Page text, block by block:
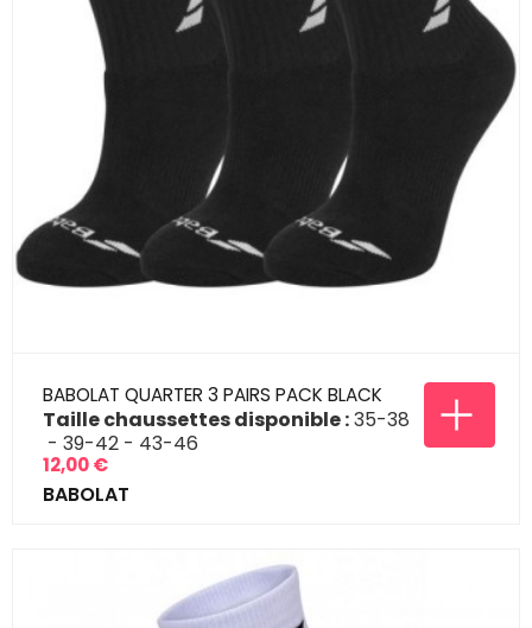
BABOLAT QUARTER 3 PAIRS PACK BLACK
Prix
12,00 €
Taille chaussettes disponible :35-38
39-42
43-46
BABOLAT